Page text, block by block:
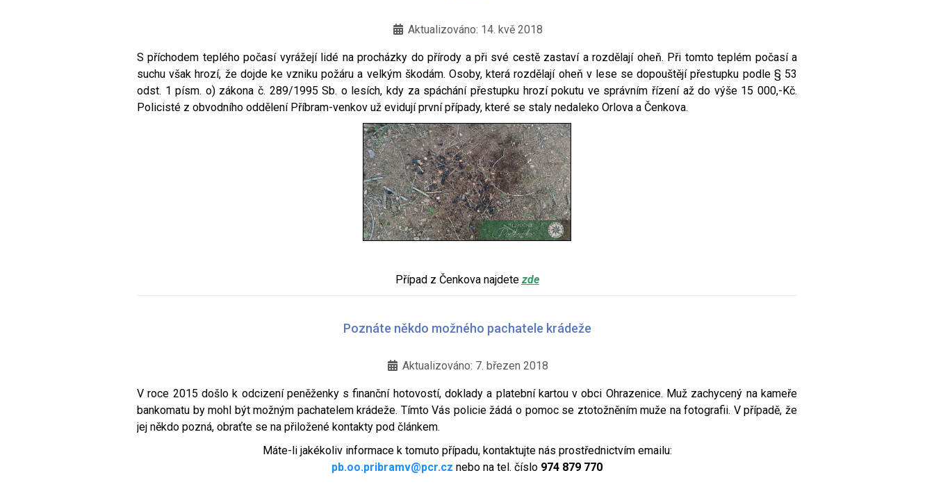
Aktualizováno: 14. kvě 2018
S příchodem teplého počasí vyrážejí lidé na procházky do přírody a při své cestě zastaví a rozdělají oheň. Při tomto teplém počasí a
suchu však hrozí, že dojde ke vzniku požáru a velkým škodám. Osoby, která rozdělají oheň v lese se dopouštějí přestupku podle § 53
odst. 1 písm. o) zákona č. 289/1995 Sb. o lesích, kdy za spáchání přestupku hrozí pokutu ve správním řízení až do výše 15 000,-Kč.
Policisté z obvodního oddělení Příbram-venkov už evidují první případy, které se staly nedaleko Orlova a Čenkova.
Případ z Čenkova najdete zde
Poznáte někdo možného pachatele krádeže
Aktualizováno: 7. březen 2018
V roce 2015 došlo k odcizení peněženky s finanční hotovostí, doklady a platební kartou v obci Ohrazenice. Muž zachycený na kameře
bankomatu by mohl být možným pachatelem krádeže. Tímto Vás policie žádá o pomoc se ztotožněním muže na fotografii. V případě, že
jej někdo pozná, obraťte se na přiložené kontakty pod článkem.
Máte-li jakékoliv informace k tomuto případu, kontaktujte nás prostřednictvím emailu:
pb.oo.pribramv@pcr.cz nebo na tel. číslo 974 879 770